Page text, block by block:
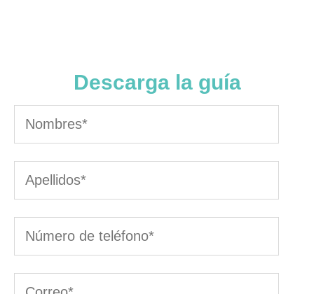
Descarga la guía